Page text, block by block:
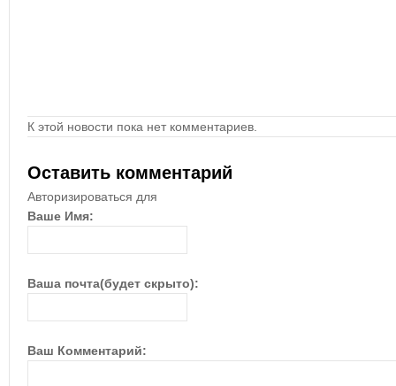
К этой новости пока нет комментариев.
Оставить комментарий
Авторизироваться для
Ваше Имя:
Ваша почта(будет скрыто):
Ваш Комментарий: